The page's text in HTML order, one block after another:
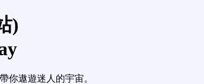
)
你遨遊迷人的宇宙。